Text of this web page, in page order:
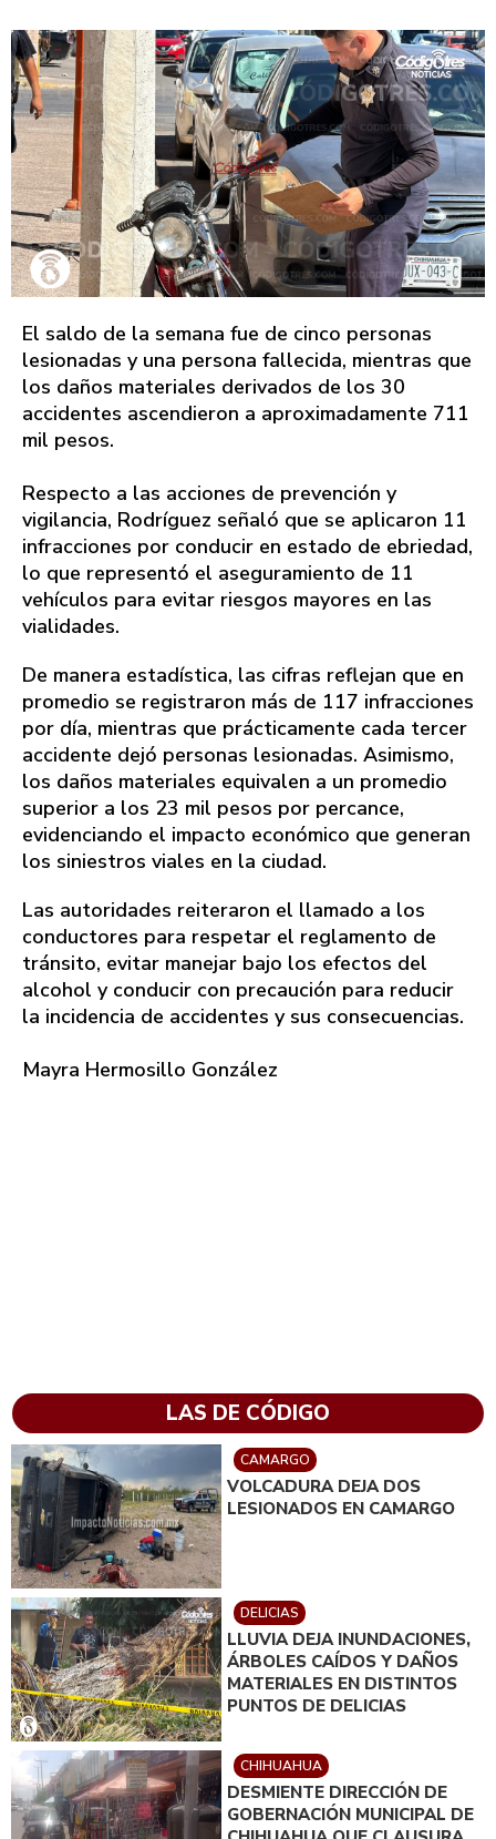
El saldo de la semana fue de cinco personas
lesionadas y una persona fallecida, mientras que
los daños materiales derivados de los 30
accidentes ascendieron a aproximadamente 711
mil pesos.
Respecto a las acciones de prevención y
vigilancia, Rodríguez señaló que se aplicaron 11
infracciones por conducir en estado de ebriedad,
lo que representó el aseguramiento de 11
vehículos para evitar riesgos mayores en las
vialidades.
De manera estadística, las cifras reflejan que en
promedio se registraron más de 117 infracciones
por día, mientras que prácticamente cada tercer
accidente dejó personas lesionadas. Asimismo,
los daños materiales equivalen a un promedio
superior a los 23 mil pesos por percance,
evidenciando el impacto económico que generan
los siniestros viales en la ciudad.
Las autoridades reiteraron el llamado a los
conductores para respetar el reglamento de
tránsito, evitar manejar bajo los efectos del
alcohol y conducir con precaución para reducir
la incidencia de accidentes y sus consecuencias.
Mayra Hermosillo González
LAS DE CÓDIGO
CAMARGO
VOLCADURA DEJA DOS
LESIONADOS EN CAMARGO
DELICIAS
LLUVIA DEJA INUNDACIONES,
ÁRBOLES CAÍDOS Y DAÑOS
MATERIALES EN DISTINTOS
PUNTOS DE DELICIAS
CHIHUAHUA
DESMIENTE DIRECCIÓN DE
GOBERNACIÓN MUNICIPAL DE